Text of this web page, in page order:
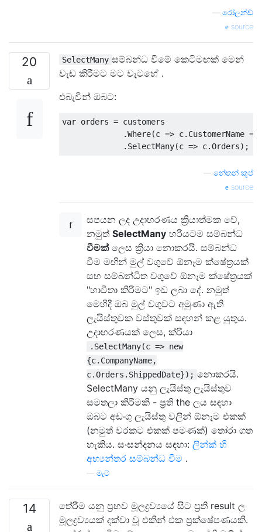
රෝලන්ඩ්
source
20 SelectMany සම්බන්ධ වීමේ කෙටිමඟක් මෙන්
වැඩ කිරීමට මට වැටහේ .
එබැවින් ඔබට:
var orders = customers
.Where(c => c. CustomerName ==
. SelectMany(c => c.Orders);
නේතන් කූප්
source
සපයන ලද උදාහරණය ක්‍රියාත්මක වේ,
නමුත් SelectMany හරියටම සම්බන්ධ
වීමක්ලෙස ක්‍රියා නොකරයි. සම්බන්ධ
වීම මඟින් මුල් වගුවේ ඕනෑම ක්ෂේත්‍රයක්
සහ සම්බන්ධිත වගුවේ ඕනෑම ක්ෂේත්‍රයක්
"භාවිතා කිරීමට" ඉඩ ලබා දේ. නමුත්
මෙහිදී ඔබ මුල් වගුවට අමුණා ඇති
ලැයිස්තුවක වස්තුවක් සඳහන් කළ යුතුය.
උදාහරණයක් ලෙස, ක්රියා
.SelectMany(c => new
{c.CompanyName,
c.Orders.ShippedDate}); නොකරයි.
SelectMany යනු ලැයිස්තු ලැයිස්තුව
සමතලා කිරීමකි - ප්‍රති the ලය සඳහා
ඔබට අඩංගු ලැයිස්තු වලින් ඕනෑම එකක්
(නමුත් වරකට එකක් පමණක්) තෝරා ගත
හැකිය. සංසන්දනය සඳහා: ලින්ක් හි
අභ්‍යන්තර සම්බන්ධ වීම .
මැට්
14
තේරීම යනු ප්‍රභව මූලද්‍රව්‍යයේ සිට ප්‍රති result ල
මූලද්‍රව්‍යයක් දක්වා වූ එකින් එක ප්‍රක්ෂේපණයකි.